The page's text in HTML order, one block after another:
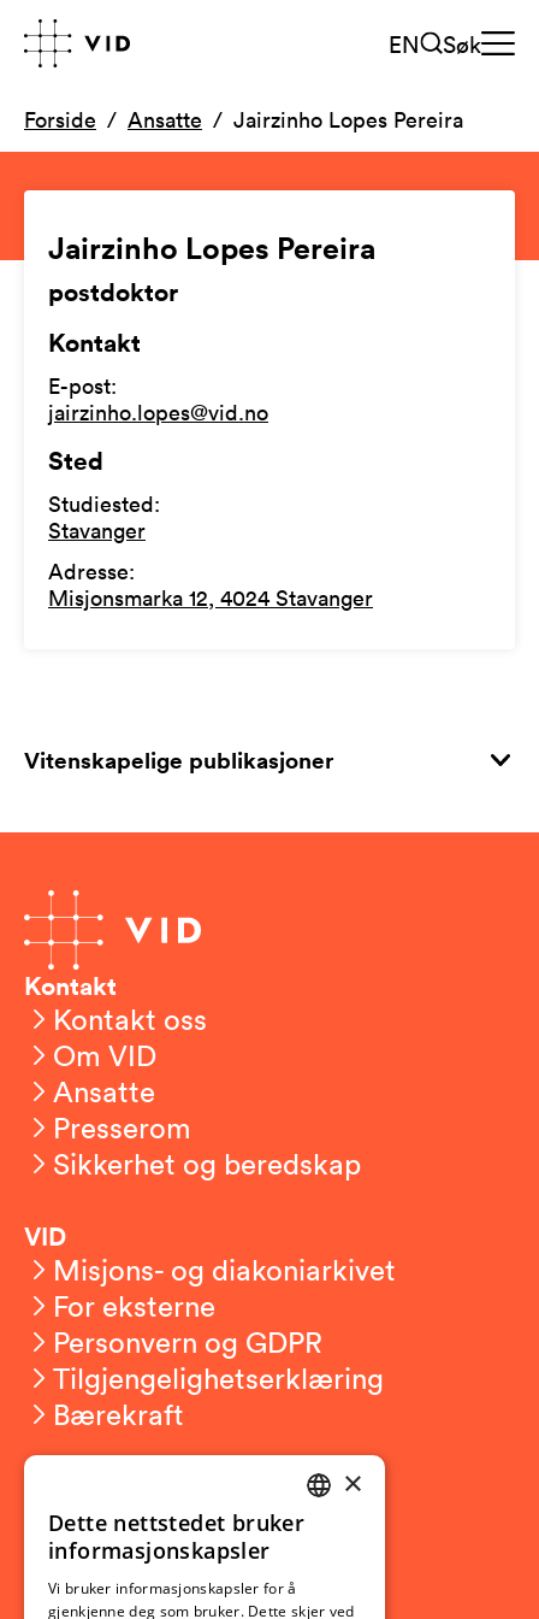
EN Søk
Forside Ansatte Jairzinho Lopes Pereira
Jairzinho Lopes Pereira
postdoktor
Kontakt
E-post:
jairzinho.lopes@vid.no
Sted
Studiested:
Stavanger
Adresse:
Misjonsmarka 12, 4024 Stavanger
Vitenskapelige publikasjoner
Kontakt
Kontakt oss
Om VID
Ansatte
Presserom
Sikkerhet og beredskap
VID
Misjons- og diakoniarkivet
For eksterne
Personvern og GDPR
Tilgjengelighetserklæring
Bærekraft
Ny student
Utveksling
Opptak
NORWEGIAN
×
Dette nettstedet bruker
informasjonskapsler
Vi bruker informasjonskapsler for å
gjenkjenne deg som bruker. Dette skjer ved